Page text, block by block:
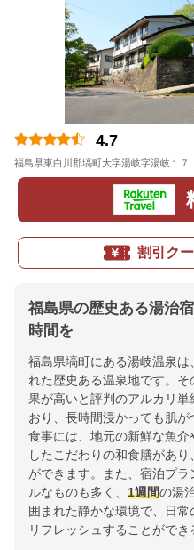
4.7
福島県東白川郡塙町大字湯岐字湯岐１７
割引ク
福島県の歴史ある湯治
時間を
福島県塙町にある湯岐温泉
れた歴史ある温泉地です。
果が高いと評判のアルカリ
おり、長時間浸かっても肌
食事には、地元の新鮮な魚
したこだわりの和食膳があ
ができます。また、宿泊プ
ルなものも多く、 1週間の湯
囲まれた静かな環境で、日
リフレッシュすることができ